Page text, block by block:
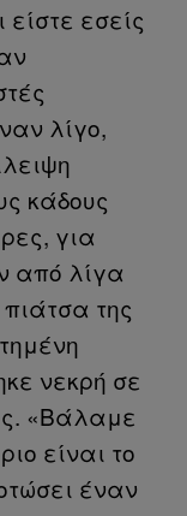
είστε εσείς
λίγο,
κάδους
για
από λίγα
της
νεκρή σε
«Βάλαμε
είναι το
έναν